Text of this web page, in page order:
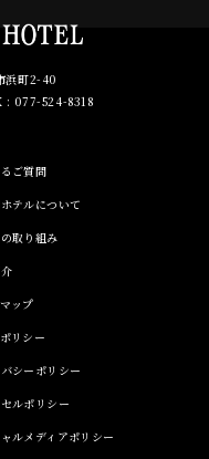
浜町2-40
077-524-8318
ご質問
テルについて
取り組み
ップ
リシー
シーポリシー
ルポリシー
ルメディアポリシー